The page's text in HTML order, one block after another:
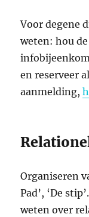
Voor degene
weten: hou
en reserveer
aanmelding,
Organiseren
Pad’, ‘De
weten over